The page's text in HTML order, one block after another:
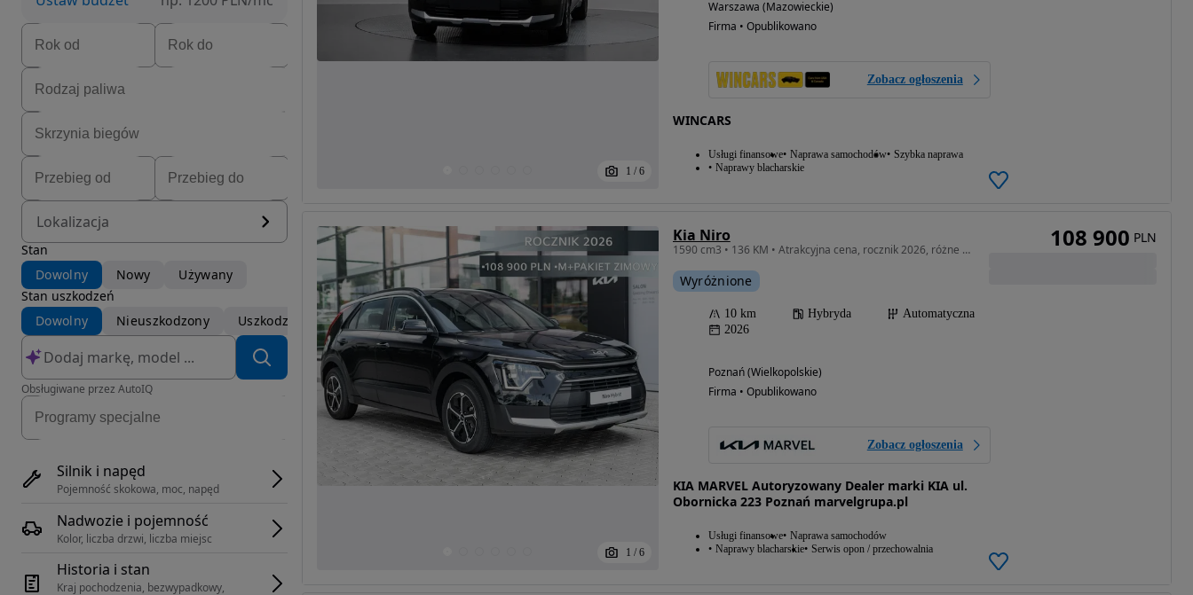
Lokalizacja
Stan
Dowolny
Nowy
Używany
Stan uszkodzeń
Dowolny
Nieuszkodzony Uszkodzony
Obsługiwane przez AutoIQ
Silnik i napęd
Pojemność skokowa, moc, napęd
Nadwozie i pojemność
Kolor, liczba drzwi, liczba miejsc
Historia i stan
Kraj pochodzenia, bezwypadkowy,
1 / 6
Warszawa (Mazowieckie)
Firma • Opublikowano
Zobacz ogłoszenia
WINCARS
Usługi finansowe Naprawa samochodów Szybka naprawa
Naprawy blacharskie
1 / 6
Kia Niro
1590 cm3 • 136 KM • Atrakcyjna cena, rocznik 2026, różne kolory! Sprawdź!!
Wyróżnione
10 km Hybryda
Automatyczna
2026
Poznań (Wielkopolskie)
Firma • Opublikowano
Zobacz ogłoszenia
KIA MARVEL Autoryzowany Dealer marki KIA ul.
Obornicka 223 Poznań marvelgrupa.pl
Usługi finansowe Naprawa samochodów
Naprawy blacharskie Serwis opon / przechowalnia
108 900 PLN